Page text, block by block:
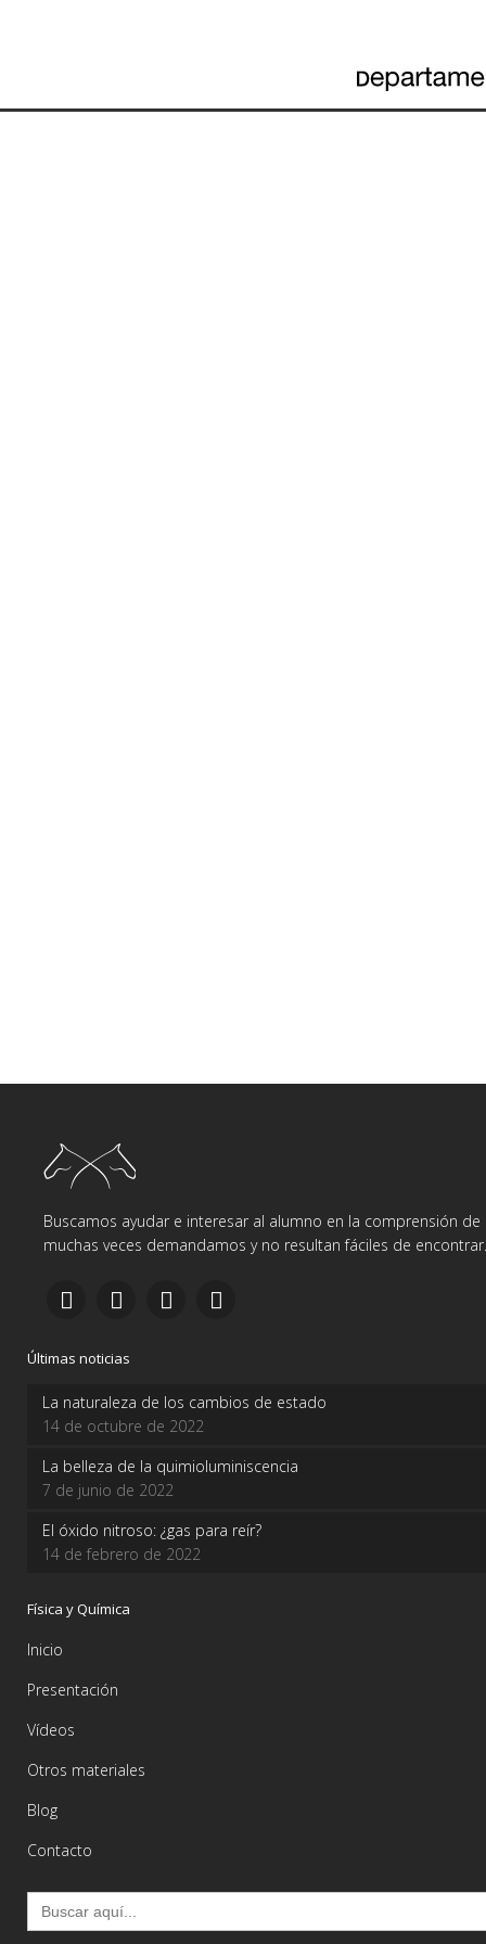
Buscamos ayudar e interesar al alumno en la comprensión
muchas veces demandamos y no resultan fáciles de encontrar.
Últimas noticias
La naturaleza de los cambios de estado
14 de octubre de 2022
La belleza de la quimioluminiscencia
7 de junio de 2022
El óxido nitroso: ¿gas para reír?
14 de febrero de 2022
Física y Química
Inicio
Presentación
Vídeos
Otros materiales
Blog
Contacto
Buscar: